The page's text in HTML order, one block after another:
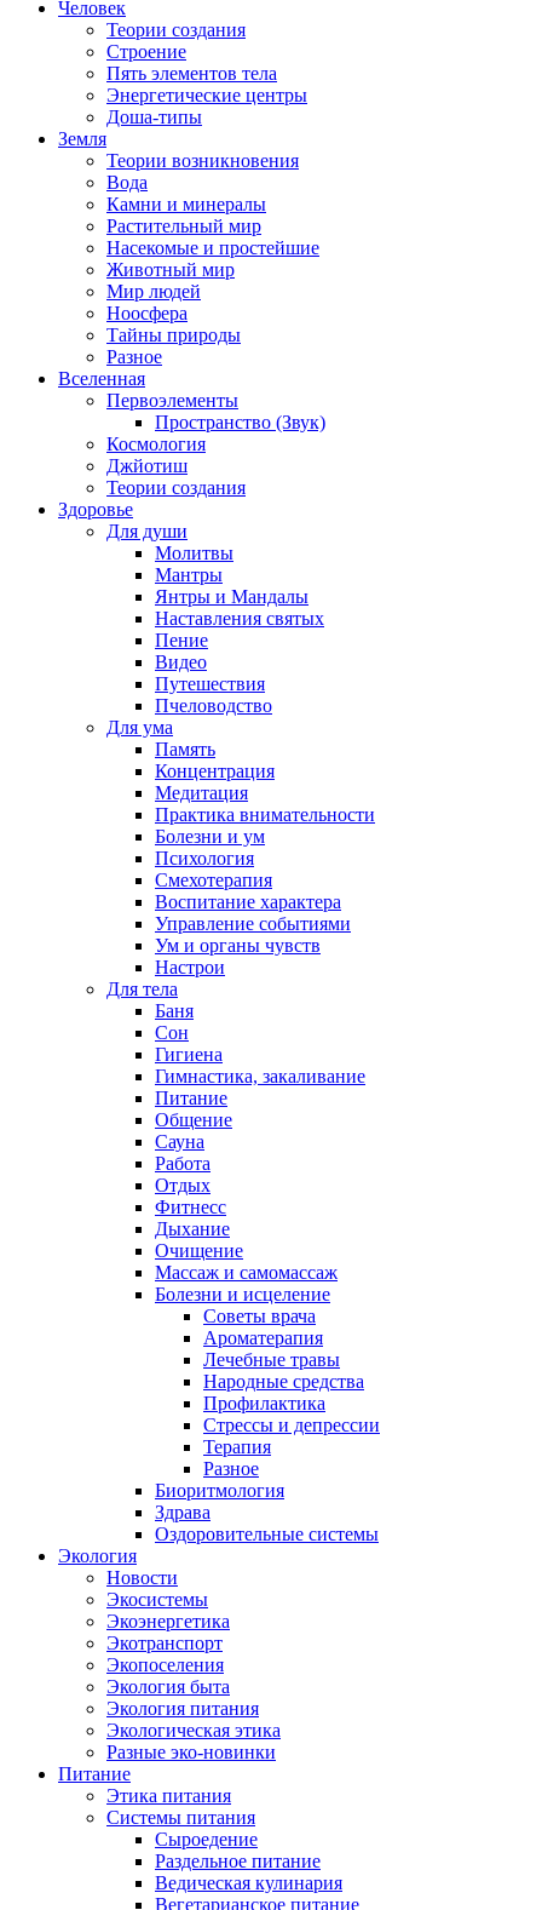
Человек
Теории создания
Строение
Пять элементов тела
Энергетические центры
Доша-типы
Земля
Теории возникновения
Вода
Камни и минералы
Растительный мир
Насекомые и простейшие
Животный мир
Мир людей
Ноосфера
Тайны природы
Разное
Вселенная
Первоэлементы
Пространство (Звук)
Космология
Джйотиш
Теории создания
Здоровье
Для души
Молитвы
Мантры
Янтры и Мандалы
Наставления святых
Пение
Видео
Путешествия
Пчеловодство
Для ума
Память
Концентрация
Медитация
Практика внимательности
Болезни и ум
Психология
Смехотерапия
Воспитание характера
Управление событиями
Ум и органы чувств
Настрои
Для тела
Баня
Сон
Гигиена
Гимнастика, закаливание
Питание
Общение
Сауна
Работа
Отдых
Фитнесс
Дыхание
Очищение
Массаж и самомассаж
Болезни и исцеление
Советы врача
Ароматерапия
Лечебные травы
Народные средства
Профилактика
Стрессы и депрессии
Терапия
Разное
Биоритмология
Здрава
Оздоровительные системы
Экология
Новости
Экосистемы
Экоэнергетика
Экотранспорт
Экопоселения
Экология быта
Экология питания
Экологическая этика
Разные эко-новинки
Питание
Этика питания
Системы питания
Сыроедение
Раздельное питание
Ведическая кулинария
Вегетарианское питание